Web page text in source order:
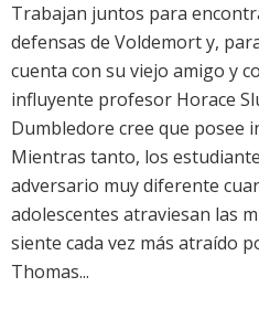
Trabajan juntos para
defensas de Voldemort y,
cuenta con su viejo amigo y
influyente profesor Horace
Dumbledore cree que posee
Mientras tanto, los
adversario muy diferente
adolescentes atraviesan las
siente cada vez más atraído
Thomas...